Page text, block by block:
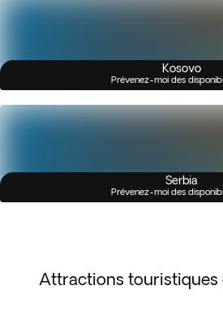
Kosovo
Prévenez-moi des
Serbia
Prévenez-moi des
Attractions touristiques